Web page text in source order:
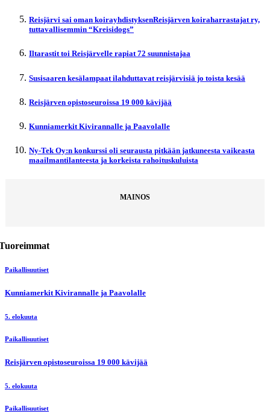
Reisjärvi sai oman koirayhdistyksenReisjärven koiraharrastajat ry,
tuttavallisemmin “Kreisidogs”
Iltarastit toi Reisjärvelle rapiat 72 suunnistajaa
Susisaaren kesälampaat ilahduttavat reisjärvisiä jo toista kesää
Reisjärven opistoseuroissa 19 000 kävijää
Kunniamerkit Kivirannalle ja Paavolalle
Ny-Tek Oy:n konkurssi oli seurausta pitkään jatkuneesta vaikeasta
maailmantilanteesta ja korkeista rahoituskuluista
MAINOS
Paikallisuutiset
Kunniamerkit Kivirannalle ja Paavolalle
5. elokuuta
Paikallisuutiset
Reisjärven opistoseuroissa 19 000 kävijää
5. elokuuta
Paikallisuutiset